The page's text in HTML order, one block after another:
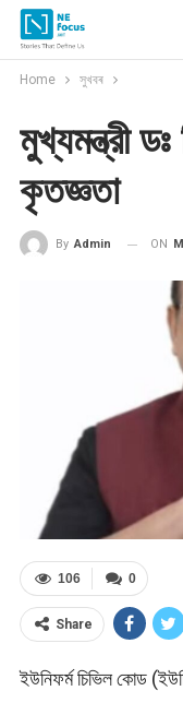
Home সুখবৰ
মুখ্যমন্ত্রী
কৃতজ্ঞতা
By Admin ON
0
106
Share
ইউনিফৰ্ম চিভিল কোড